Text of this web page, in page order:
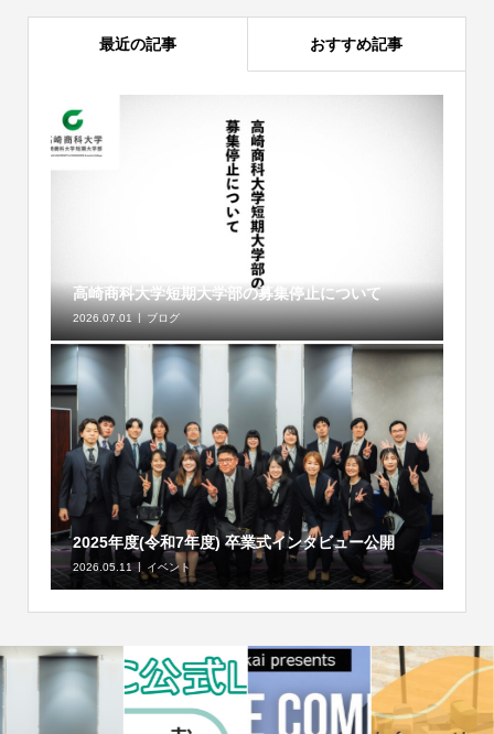
最近の記事 おすすめ記事
高崎商科大学短期大学部の募集停止について
2026.07.01 ブログ
2025年度(令和7年度) 卒業式インタビュー公開
2026.05.11 イベント